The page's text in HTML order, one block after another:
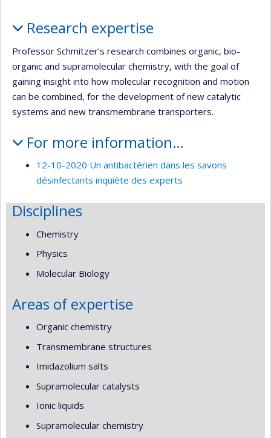
Research expertise
Professor Schmitzer’s research combines organic, bio-
organic and supramolecular chemistry, with the goal of
gaining insight into how molecular recognition and motion
can be combined, for the development of new catalytic
systems and new transmembrane transporters.
For more information…
12-10-2020 Un antibactérien dans les savons
désinfectants inquiète des experts
Disciplines
Chemistry
Physics
Molecular Biology
Areas of expertise
Organic chemistry
Transmembrane structures
Imidazolium salts
Supramolecular catalysts
Ionic liquids
Supramolecular chemistry